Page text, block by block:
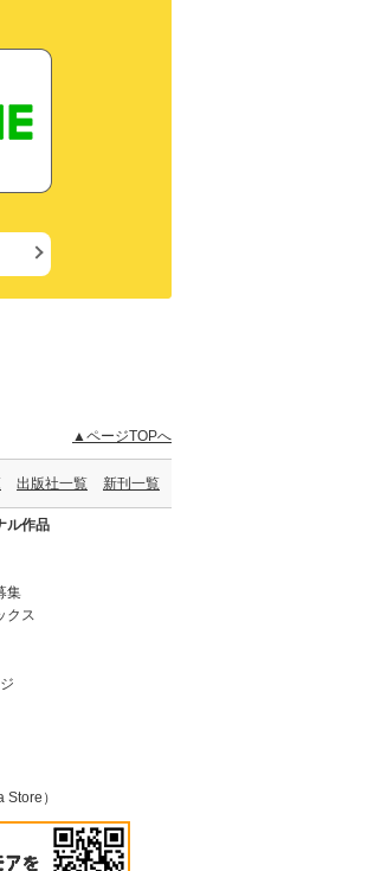
▲ページTOPへ
出版社一覧 新刊一覧
ル作品
集
クス
Store）